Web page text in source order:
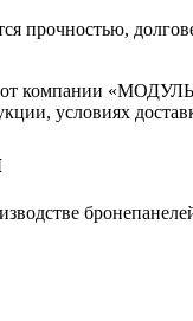
компании
условиях